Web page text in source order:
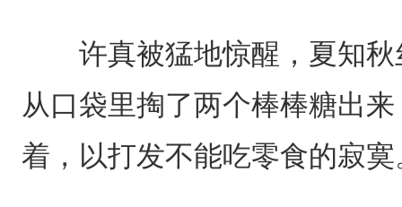
许真被猛地惊醒，夏知秋
从口袋里掏了两个棒棒糖出
着，以打发不能吃零食的寂寞